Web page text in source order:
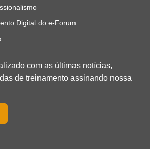
Digital do e-Forum
com as últimas notícias,
de treinamento assinando nossa